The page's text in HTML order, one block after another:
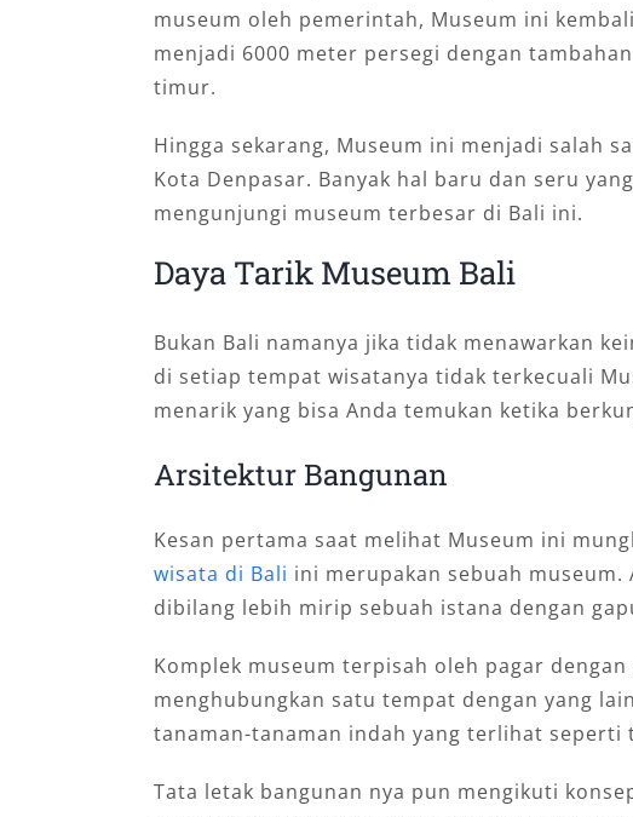
museum oleh pemerintah, Museum ini
menjadi 6000 meter persegi dengan
timur.
Hingga sekarang, Museum ini menjadi salah
Kota Denpasar. Banyak hal baru dan seru
mengunjungi museum terbesar di Bali ini.
Daya Tarik Museum Bali
Bukan Bali namanya jika tidak menawarkan
di setiap tempat wisatanya tidak terkecuali
menarik yang bisa Anda temukan ketika
Arsitektur Bangunan
Kesan pertama saat melihat Museum ini
wisata di Bali ini merupakan sebuah
dibilang lebih mirip sebuah istana dengan
Komplek museum terpisah oleh pagar
menghubungkan satu tempat dengan yang
tanaman-tanaman indah yang terlihat seperti
Tata letak bangunan nya pun mengikuti